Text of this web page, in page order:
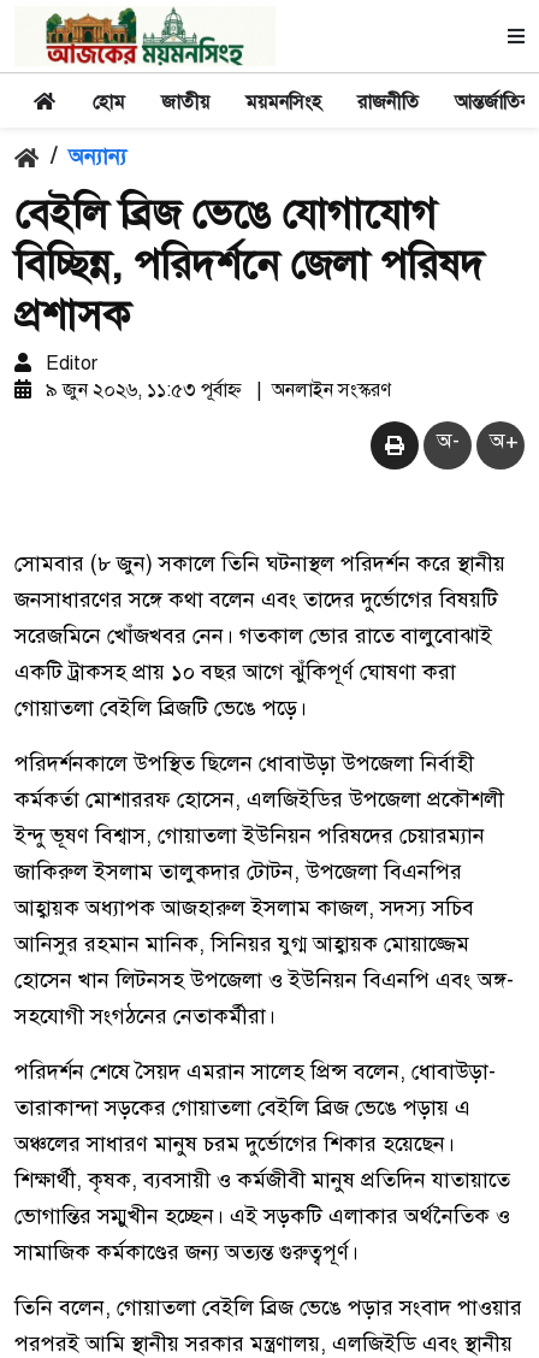
হোম জাতীয় ময়মনসিংহ রাজনীতি আন্তর্জাতিক
/ অন্যান্য
বেইলি ব্রিজ ভেঙে যোগাযোগ
বিচ্ছিন্ন, পরিদর্শনে জেলা পরিষদ
প্রশাসক
Editor
৯ জুন ২০২৬, ১১:৫৩ পূর্বাহ্ন
অনলাইন সংস্করণ
অ- অ+
সোমবার (৮ জুন) সকালে তিনি ঘটনাস্থল পরিদর্শন করে স্থানীয়
জনসাধারণের সঙ্গে কথা বলেন এবং তাদের দুর্ভোগের বিষয়টি
সরেজমিনে খোঁজখবর নেন। গতকাল ভোর রাতে বালুবোঝাই
একটি ট্রাকসহ প্রায় ১০ বছর আগে ঝুঁকিপূর্ণ ঘোষণা করা
গোয়াতলা বেইলি ব্রিজটি ভেঙে পড়ে।
পরিদর্শনকালে উপস্থিত ছিলেন ধোবাউড়া উপজেলা নির্বাহী
কর্মকর্তা মোশাররফ হোসেন, এলজিইডির উপজেলা প্রকৌশলী
ইন্দু ভূষণ বিশ্বাস, গোয়াতলা ইউনিয়ন পরিষদের চেয়ারম্যান
জাকিরুল ইসলাম তালুকদার টোটন, উপজেলা বিএনপির
আহ্বায়ক অধ্যাপক আজহারুল ইসলাম কাজল, সদস্য সচিব
আনিসুর রহমান মানিক, সিনিয়র যুগ্ম আহ্বায়ক মোয়াজ্জেম
হোসেন খান লিটনসহ উপজেলা ও ইউনিয়ন বিএনপি এবং অঙ্গ-
সহযোগী সংগঠনের নেতাকর্মীরা।
পরিদর্শন শেষে সৈয়দ এমরান সালেহ প্রিন্স বলেন, ধোবাউড়া-
তারাকান্দা সড়কের গোয়াতলা বেইলি ব্রিজ ভেঙে পড়ায় এ
অঞ্চলের সাধারণ মানুষ চরম দুর্ভোগের শিকার হয়েছেন।
শিক্ষার্থী, কৃষক, ব্যবসায়ী ও কর্মজীবী মানুষ প্রতিদিন যাতায়াতে
ভোগান্তির সম্মুখীন হচ্ছেন। এই সড়কটি এলাকার অর্থনৈতিক ও
সামাজিক কর্মকাণ্ডের জন্য অত্যন্ত গুরুত্বপূর্ণ।
তিনি বলেন, গোয়াতলা বেইলি ব্রিজ ভেঙে পড়ার সংবাদ পাওয়ার
পরপরই আমি স্থানীয় সরকার মন্ত্রণালয়, এলজিইডি এবং স্থানীয়